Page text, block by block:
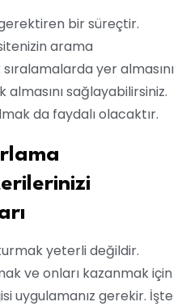
bir süreçtir.
arama
yer almasını
sağlayabilirsiniz.
da faydalı olacaktır.
yeterli değildir.
ve onları kazanmak için
uygulamanız gerekir. İşte